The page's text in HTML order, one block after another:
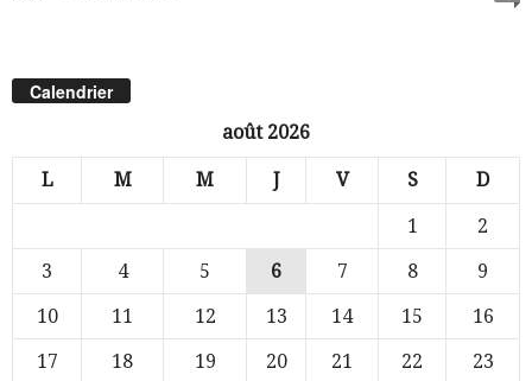
Calendrier
août 2026
L M M J V S D
1
2
3
4 5 6 7 8
9
10
11 12 13 14 15
16
17
18 19 20 21 22
23